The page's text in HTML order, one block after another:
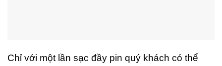
Chỉ với một lần sạc đầy pin quý khách có thể